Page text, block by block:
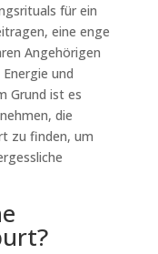
für ein
eine enge
Angehörigen
und
Grund ist es
die
zu finden, um